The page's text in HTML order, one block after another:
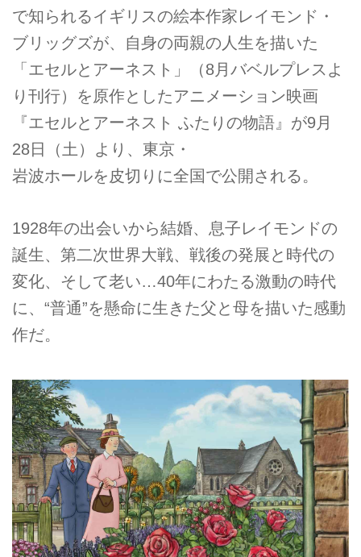
で知られるイギリスの絵本作家レイモンド・
ブリッグズが、自身の両親の人生を描いた
「エセルとアーネスト」（8月バベルプレスよ
り刊行）を原作としたアニメーション映画
『エセルとアーネスト ふたりの物語』が9月
28日（土）より、東京・
岩波ホールを皮切りに全国で公開される。
1928年の出会いから結婚、息子レイモンドの
誕生、第二次世界大戦、戦後の発展と時代の
変化、そして老い…40年にわたる激動の時代
に、“普通”を懸命に生きた父と母を描いた感動
作だ。